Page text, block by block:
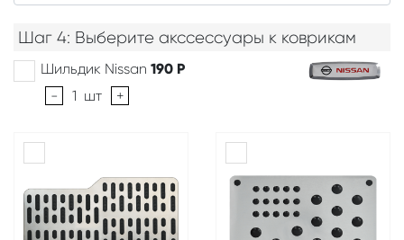
Шаг 4: Выберите акссессуары к коврикам
Шильдик Nissan 190 Р
-
1 шт +